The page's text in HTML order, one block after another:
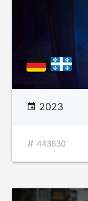
2023
443630